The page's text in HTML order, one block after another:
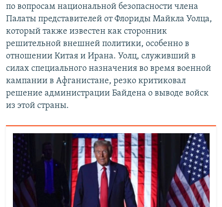
по вопросам национальной безопасности члена
Палаты представителей от Флориды Майкла Уолца,
который также известен как сторонник
решительной внешней политики, особенно в
отношении Китая и Ирана. Уолц, служивший в
силах специального назначения во время военной
кампании в Афганистане, резко критиковал
решение администрации Байдена о выводе войск
из этой страны.